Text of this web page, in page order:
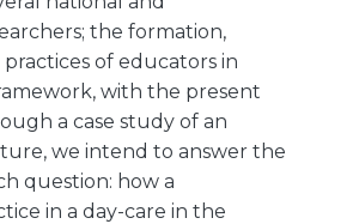
the formation,
of educators in
with the present
a case study of an
we intend to answer the
question: how a
in a day-care in the